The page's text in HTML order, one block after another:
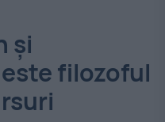
și
filozoful